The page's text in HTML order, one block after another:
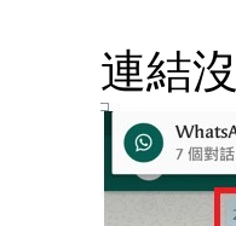
連結